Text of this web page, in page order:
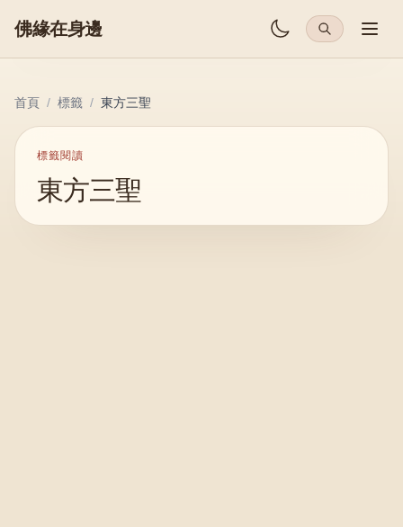
佛緣在身邊
首頁 / 標籤 / 東方三聖
標籤閱讀
東方三聖